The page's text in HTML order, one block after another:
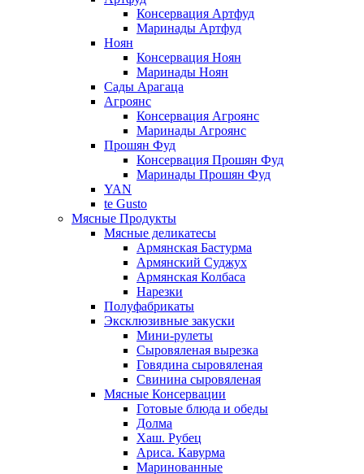
Консервация Артфуд
Маринады Артфуд
Ноян
Консервация Ноян
Маринады Ноян
Сады Арагаца
Агроянс
Консервация Агроянс
Маринады Агроянс
Прошян Фуд
Консервация Прошян Фуд
Маринады Прошян Фуд
YAN
te Gusto
Мясные Продукты
Мясные деликатесы
Армянская Бастурма
Армянский Суджух
Армянская Колбаса
Нарезки
Полуфабрикаты
Эксклюзивные закуски
Мини-рулеты
Сыровяленая вырезка
Говядина сыровяленая
Свинина сыровяленая
Мясные Консервации
Готовые блюда и обеды
Долма
Хаш. Рубец
Ариса. Кавурма
Маринованные